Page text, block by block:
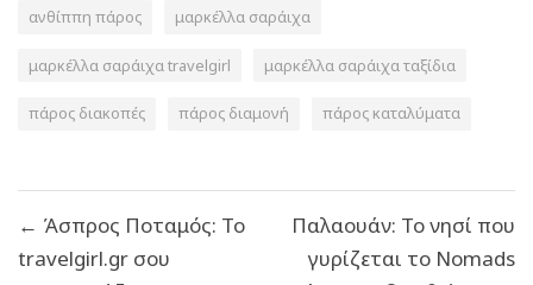
ανθίππη πάρος μαρκέλλα σαράιχα
μαρκέλλα σαράιχα travelgirl μαρκέλλα σαράιχα ταξίδια
πάρος διακοπές πάρος διαμονή πάρος καταλύματα
άρθρων
← Άσπρος Ποταμός: Το
travelgirl.gr σου
Παλαουάν: Το νησί που
γυρίζεται το Nomads